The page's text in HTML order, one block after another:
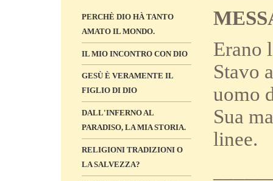
PERCHÈ DIO HÀ TANTO
AMATO IL MONDO.
IL MIO INCONTRO CON DIO
GESÙ È VERAMENTE IL
FIGLIO DI DIO
DALL'INFERNO AL
PARADISO, LA MIA STORIA.
RELIGIONI TRADIZIONI O
LA SALVEZZA?
Erano
Stavo
uomo
Sua
linee.